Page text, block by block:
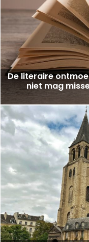
De literaire
niet mag